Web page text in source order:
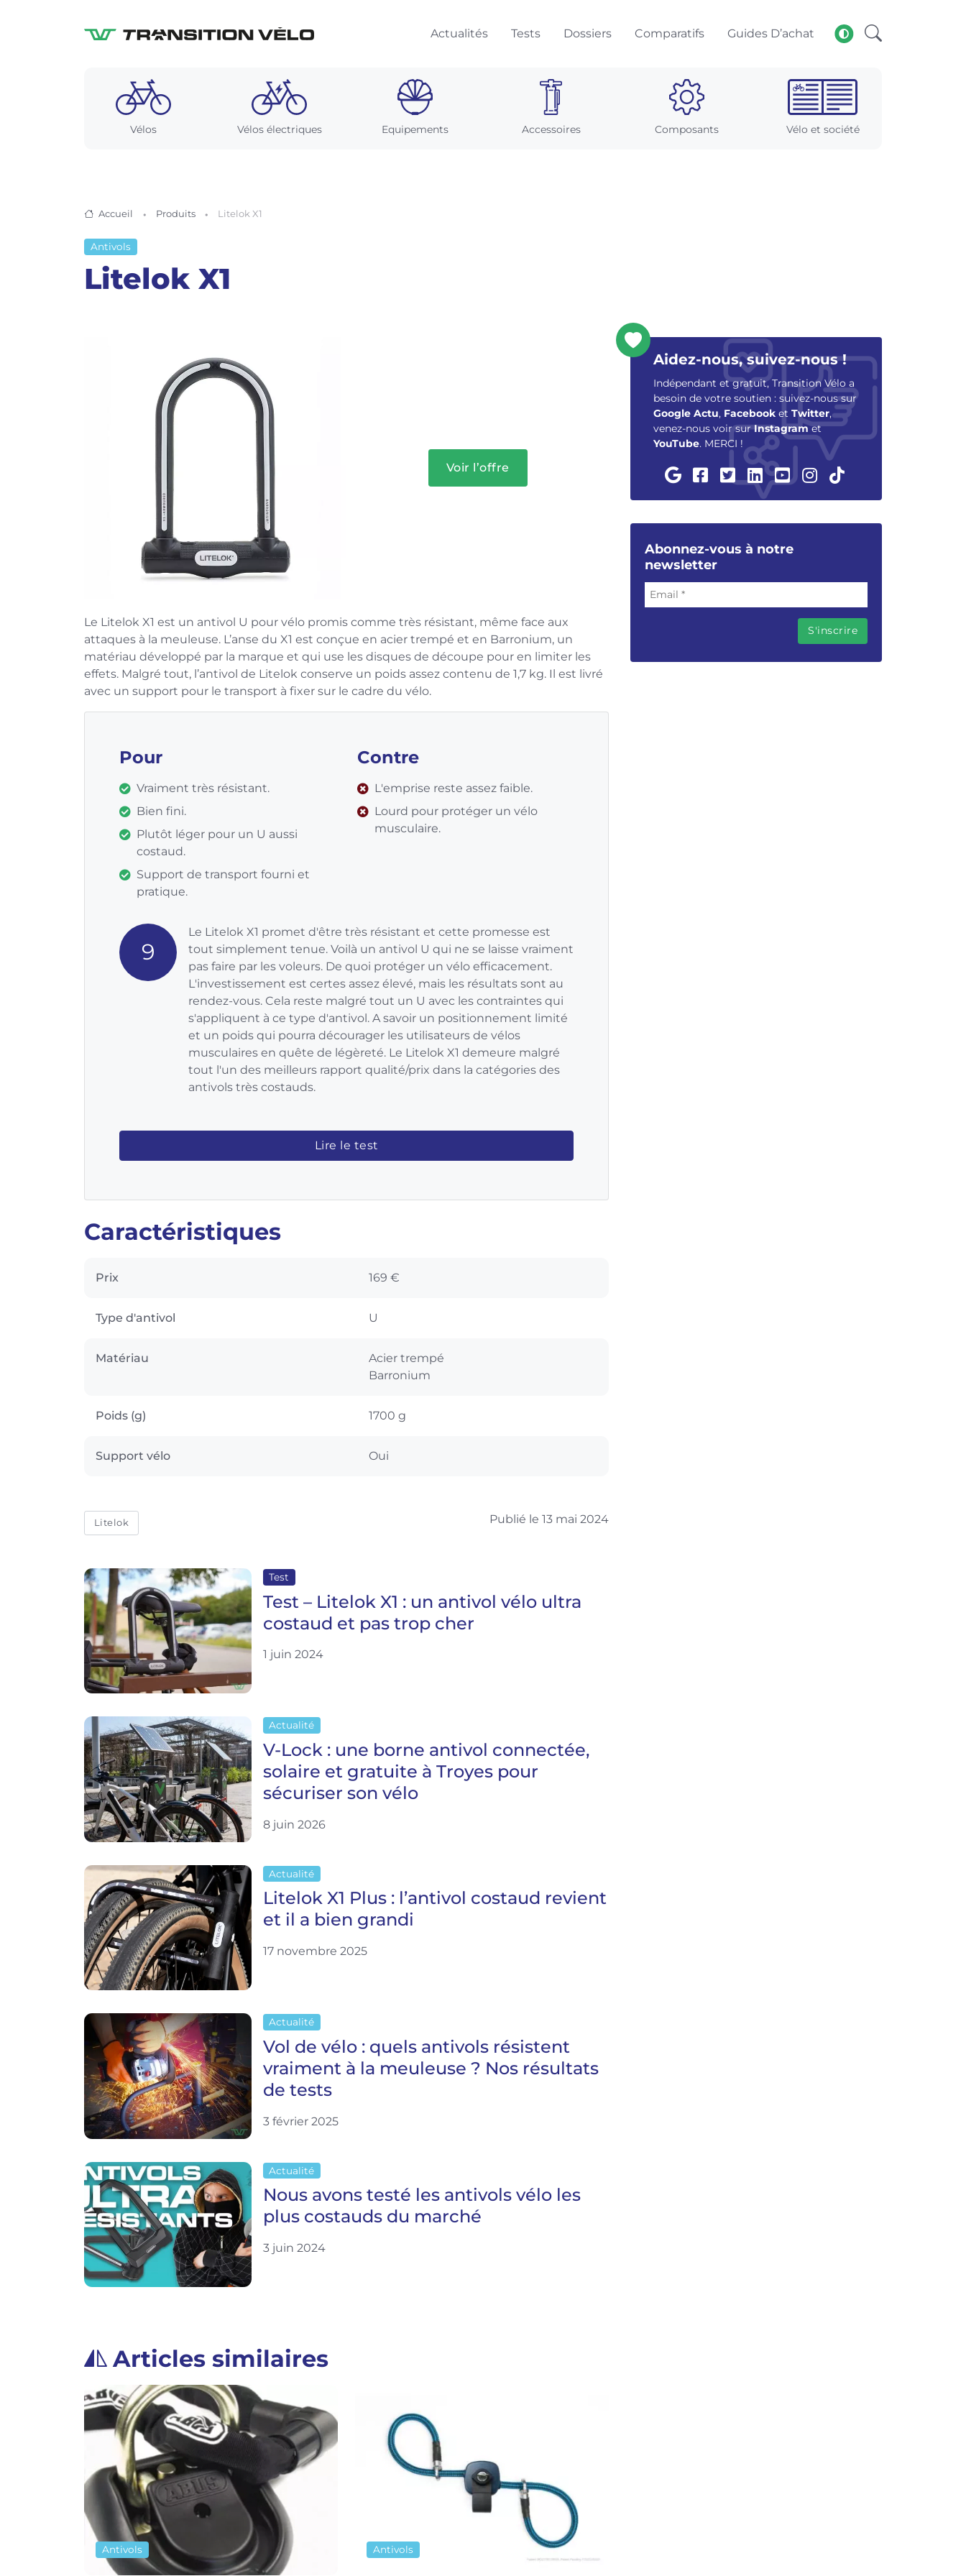
Actualités Tests Dossiers Comparatifs Guides D’achat
Vélos Vélos électriques Equipements Accessoires Composants Vélo et société
Accueil Produits Litelok X1
Antivols
Litelok X1
Voir l’offre
Le Litelok X1 est un antivol U pour vélo promis comme très résistant, même face aux
attaques à la meuleuse. L’anse du X1 est conçue en acier trempé et en Barronium, un
matériau développé par la marque et qui use les disques de découpe pour en limiter les
effets. Malgré tout, l’antivol de Litelok conserve un poids assez contenu de 1,7 kg. Il est livré
avec un support pour le transport à fixer sur le cadre du vélo.
Pour
Vraiment très résistant.
Bien fini.
Plutôt léger pour un U aussi
costaud.
Support de transport fourni et
pratique.
Contre
L'emprise reste assez faible.
Lourd pour protéger un vélo
musculaire.
9
Le Litelok X1 promet d'être très résistant et cette promesse est
tout simplement tenue. Voilà un antivol U qui ne se laisse vraiment
pas faire par les voleurs. De quoi protéger un vélo efficacement.
L'investissement est certes assez élevé, mais les résultats sont au
rendez-vous. Cela reste malgré tout un U avec les contraintes qui
s'appliquent à ce type d'antivol. A savoir un positionnement limité
et un poids qui pourra décourager les utilisateurs de vélos
musculaires en quête de légèreté. Le Litelok X1 demeure malgré
tout l'un des meilleurs rapport qualité/prix dans la catégories des
antivols très costauds.
Lire le test
Caractéristiques
Prix 169 €
Type d'antivol U
Matériau
Acier trempé
Barronium
Poids (g) 1700 g
Support vélo Oui
Litelok Publié le 13 mai 2024
Test
Test – Litelok X1 : un antivol vélo ultra
costaud et pas trop cher
1 juin 2024
Actualité
V-Lock : une borne antivol connectée,
solaire et gratuite à Troyes pour
sécuriser son vélo
8 juin 2026
Actualité
Litelok X1 Plus : l’antivol costaud revient
et il a bien grandi
17 novembre 2025
Actualité
Vol de vélo : quels antivols résistent
vraiment à la meuleuse ? Nos résultats
de tests
3 février 2025
Actualité
Nous avons testé les antivols vélo les
plus costauds du marché
3 juin 2024
Articles similaires
Antivols Antivols
Aidez-nous, suivez-nous !
Indépendant et gratuit, Transition Vélo a
besoin de votre soutien : suivez-nous sur
Google Actu, Facebook et Twitter,
venez-nous voir surInstagramet
YouTube. MERCI !
Abonnez-vous à notre
newsletter